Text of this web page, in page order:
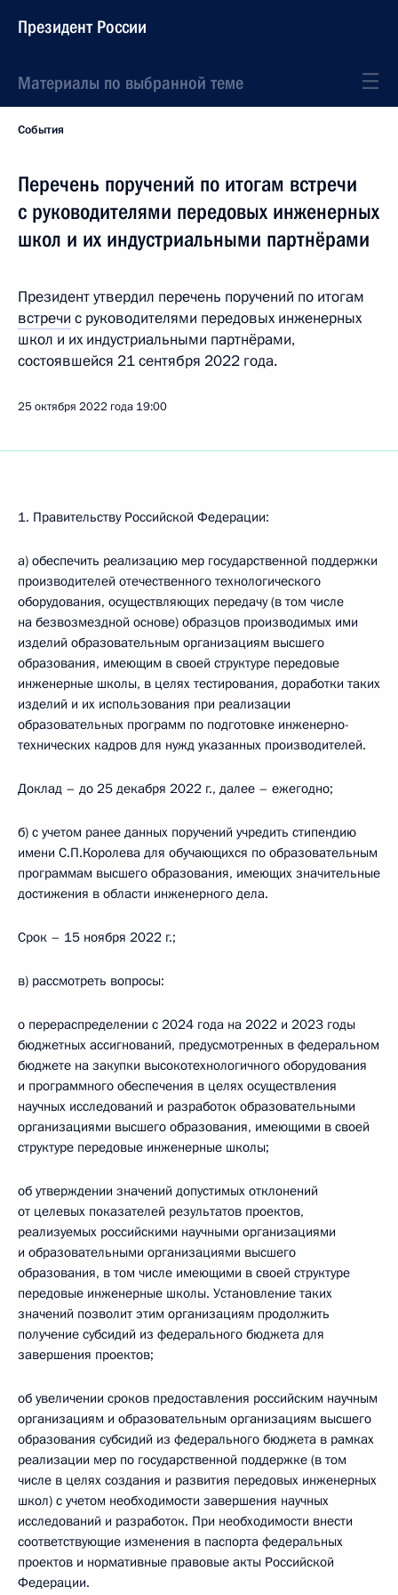
Президент России
Материалы по выбранной теме
События
Перечень поручений по итогам встречи
с руководителями передовых инженерных
школ и их индустриальными партнёрами
Президент утвердил перечень поручений по итогам
встречи с руководителями передовых инженерных
школ и их индустриальными партнёрами,
состоявшейся 21 сентября 2022 года.
25 октября 2022 года 19:00
1. Правительству Российской Федерации:
а) обеспечить реализацию мер государственной поддержки
производителей отечественного технологического
оборудования, осуществляющих передачу (в том числе
на безвозмездной основе) образцов производимых ими
изделий образовательным организациям высшего
образования, имеющим в своей структуре передовые
инженерные школы, в целях тестирования, доработки таких
изделий и их использования при реализации
образовательных программ по подготовке инженерно-
технических кадров для нужд указанных производителей.
Доклад – до 25 декабря 2022 г., далее – ежегодно;
б) с учетом ранее данных поручений учредить стипендию
имени С.П.Королева для обучающихся по образовательным
программам высшего образования, имеющих значительные
достижения в области инженерного дела.
Срок – 15 ноября 2022 г.;
в) рассмотреть вопросы:
о перераспределении с 2024 года на 2022 и 2023 годы
бюджетных ассигнований, предусмотренных в федеральном
бюджете на закупки высокотехнологичного оборудования
и программного обеспечения в целях осуществления
научных исследований и разработок образовательными
организациями высшего образования, имеющими в своей
структуре передовые инженерные школы;
об утверждении значений допустимых отклонений
от целевых показателей результатов проектов,
реализуемых российскими научными организациями
и образовательными организациями высшего
образования, в том числе имеющими в своей структуре
передовые инженерные школы. Установление таких
значений позволит этим организациям продолжить
получение субсидий из федерального бюджета для
завершения проектов;
об увеличении сроков предоставления российским научным
организациям и образовательным организациям высшего
образования субсидий из федерального бюджета в рамках
реализации мер по государственной поддержке (в том
числе в целях создания и развития передовых инженерных
школ) с учетом необходимости завершения научных
исследований и разработок. При необходимости внести
соответствующие изменения в паспорта федеральных
проектов и нормативные правовые акты Российской
Федерации.